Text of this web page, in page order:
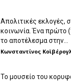
Απολιτικές εκλογές,
κοινωνία. Ένα πρώτο
το αποτέλεσμα στην...
Κωνσταντίνος
Το μουσείο του